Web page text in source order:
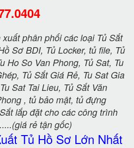
phân phối các loại Tủ Sắt
Sơ BDI, Tủ Locker, tủ file, Tủ
Ho So Van Phong, Tủ Sat, Tu
Tủ Sắt Giá Rẻ, Tu Sat Gia
Sat Tai Lieu, Tủ Sắt Văn
, tủ bảo mật, tủ đựng
lắp đặt cho các công trình
rẻ tận gốc)
Tủ Hồ Sơ Lớn Nhất